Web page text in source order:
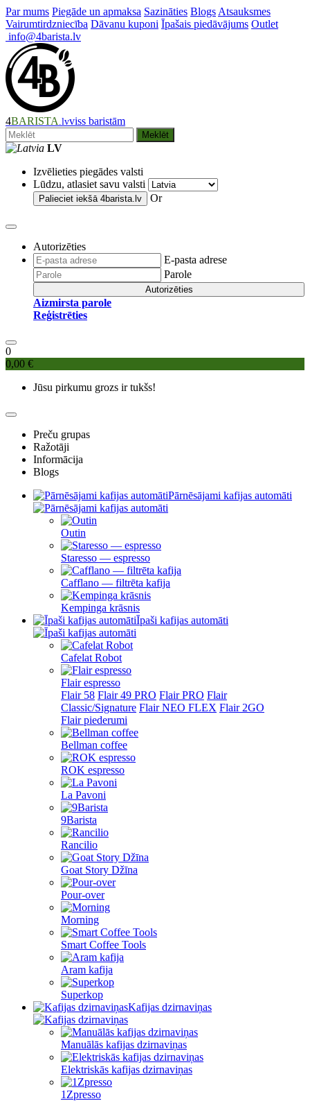
Par mums Piegāde un apmaksa Sazināties Blogs Atsauksmes
Vairumtirdzniecība Dāvanu kuponi Īpašais piedāvājums Outlet
info@4barista.lv
4BARISTA .lvviss baristām
Meklēt
LV
Izvēlieties piegādes valsti
Lūdzu, atlasiet savu valsti
Palieciet iekšā 4barista.lv Or
Autorizēties
E-pasta adrese
Parole
Autorizēties
Aizmirsta parole
Reģistrēties
0
0,00 €
Jūsu pirkumu grozs ir tukšs!
Preču grupas
Ražotāji
Informācija
Blogs
Pārnēsājami kafijas automāti
Outin
Staresso — espresso
Cafflano — filtrēta kafija
Kempinga krāsnis
Īpaši kafijas automāti
Cafelat Robot
Flair espresso
Flair 58 Flair 49 PRO Flair PRO Flair
Classic/Signature Flair NEO FLEX Flair 2GO
Flair piederumi
Bellman coffee
ROK espresso
La Pavoni
9Barista
Rancilio
Goat Story Džīna
Pour-over
Morning
Smart Coffee Tools
Aram kafija
Superkop
Kafijas dzirnaviņas
Manuālās kafijas dzirnaviņas
Elektriskās kafijas dzirnaviņas
1Zpresso